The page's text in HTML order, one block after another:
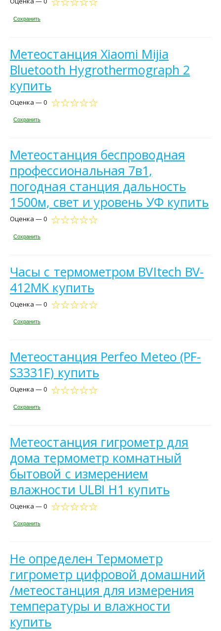
Сохранить
Метеостанция Xiaomi Mijia
Bluetooth Hygrothermograph 2
купить
Оценка — 0
Сохранить
Метеостанция беспроводная
профессиональная 7в1,
погодная станция дальность
1500м, свет и уровень УФ купить
Оценка — 0
Сохранить
Часы с термометром BVItech BV-
412MK купить
Оценка — 0
Сохранить
Метеостанция Perfeo Meteo (PF-
S3331F) купить
Оценка — 0
Сохранить
Метеостанция гигрометр для
дома термометр комнатный
бытовой с измерением
влажности ULBI H1 купить
Оценка — 0
Сохранить
Не определен Термометр
гигрометр цифровой домашний
/метеостанция для измерения
температуры и влажности
купить